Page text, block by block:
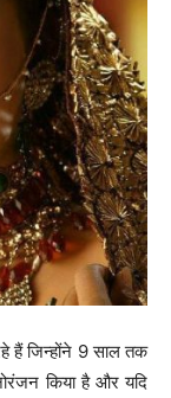
हैं जिन्होंने 9 साल तक
किया है और यदि